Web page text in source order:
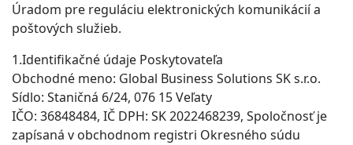
Úradom pre reguláciu elektronických komunikácií a
poštových služieb.
1.Identifikačné údaje Poskytovateľa
Obchodné meno: Global Business Solutions SK s.r.o.
Sídlo: Staničná 6/24, 076 15 Veľaty
IČO: 36848484, IČ DPH: SK 2022468239, Spoločnosť je
zapísaná v obchodnom registri Okresného súdu